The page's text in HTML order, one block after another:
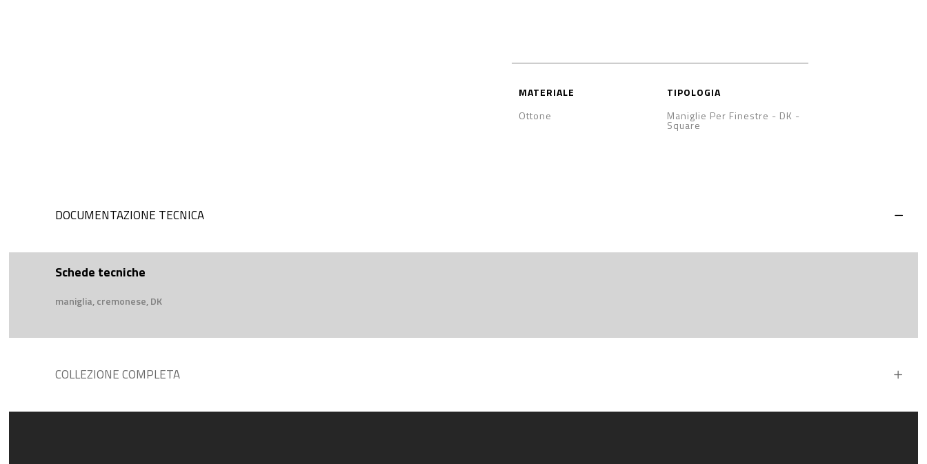
MATERIALE
Ottone
TIPOLOGIA
Maniglie Per Finestre - DK -
Square
DOCUMENTAZIONE TECNICA
Schede tecniche
maniglia, cremonese, DK
COLLEZIONE COMPLETA